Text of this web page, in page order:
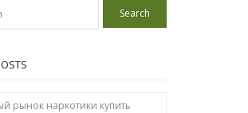
рынок наркотики купить